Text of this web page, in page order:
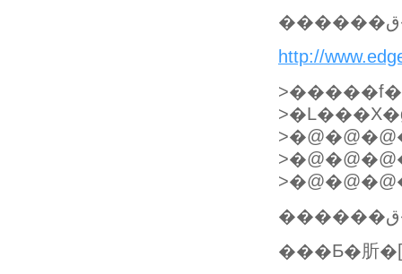
http://
���Ƃ�肵